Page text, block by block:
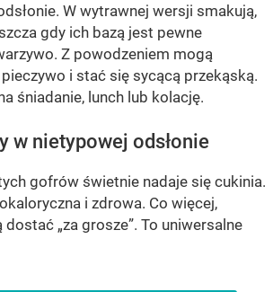
W wytrawnej wersji smakują,
gdy ich bazą jest pewne
Z powodzeniem mogą
i stać się sycącą przekąską.
śniadanie, lunch lub kolację.
w nietypowej odsłonie
gofrów świetnie nadaje się cukinia.
i zdrowa. Co więcej,
„za grosze”. To uniwersalne